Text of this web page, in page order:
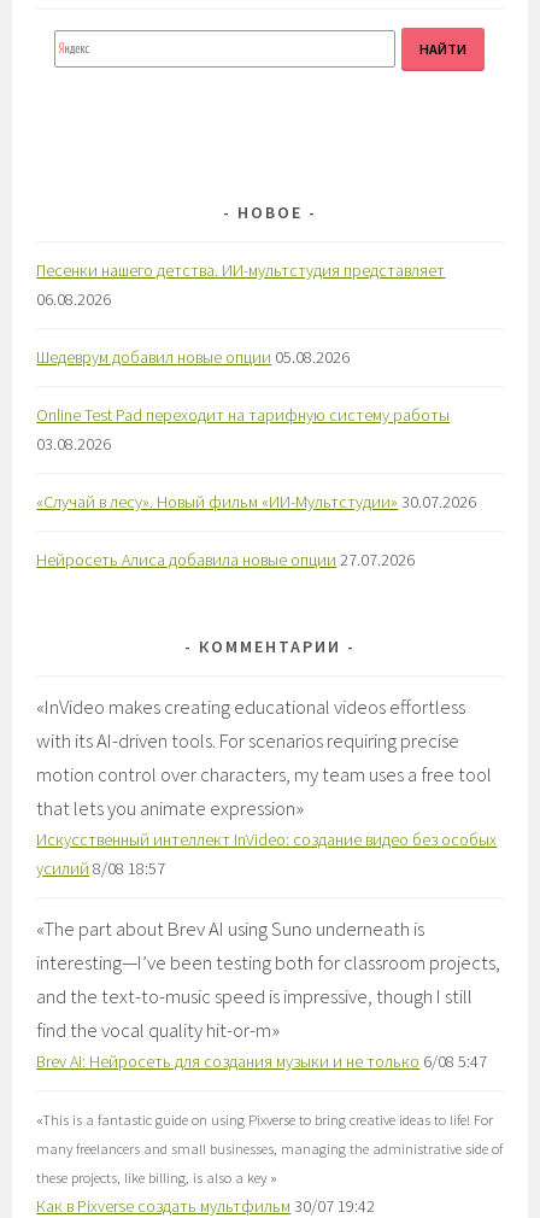
НОВОЕ
Песенки нашего детства. ИИ-мультстудия представляет
06.08.2026
Шедеврум добавил новые опции 05.08.2026
Online Test Pad переходит на тарифную систему работы
03.08.2026
«Случай в лесу». Новый фильм «ИИ-Мультстудии» 30.07.2026
Нейросеть Алиса добавила новые опции 27.07.2026
КОММЕНТАРИИ
«InVideo makes creating educational videos effortless
with its AI-driven tools. For scenarios requiring precise
motion control over characters, my team uses a free tool
that lets you animate expression»
Искусственный интеллект InVideo: создание видео без особых
усилий 8/08 18:57
«The part about Brev AI using Suno underneath is
interesting—I’ve been testing both for classroom projects,
and the text-to-music speed is impressive, though I still
find the vocal quality hit-or-m»
Brev AI: Нейросеть для создания музыки и не только 6/08 5:47
«This is a fantastic guide on using Pixverse to bring creative ideas to life! For
many freelancers and small businesses, managing the administrative side of
these projects, like billing, is also a key »
Как в Pixverse создать мультфильм 30/07 19:42